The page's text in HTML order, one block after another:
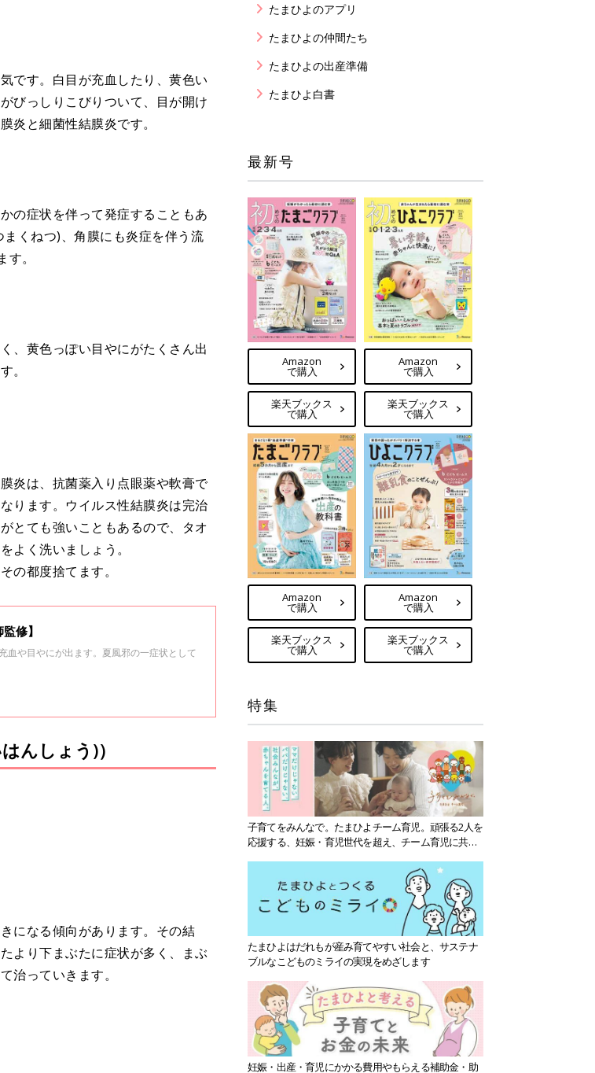
です。白目が充血したり、黄色い
びっしりこびりついて、目が開け
炎と細菌性結膜炎です。
の症状を伴って発症することもあ
くねつ)、角膜にも炎症を伴う流
。
、黄色っぽい目やにがたくさん出
。
炎は、抗菌薬入り点眼薬や軟膏で
ります。ウイルス性結膜炎は完治
とても強いこともあるので、タオ
よく洗いましょう。
の都度捨てます。
修】
血や目やにが出ます。夏風邪の一症状として
んしょう)）
になる傾向があります。その結
より下まぶたに症状が多く、まぶ
治っていきます。
たまひよのアプリ
たまひよの仲間たち
たまひよの出産準備
たまひよ白書
最新号
Amazon
で購入
楽天ブックス
で購入
Amazon
で購入
楽天ブックス
で購入
Amazon
で購入
楽天ブックス
で購入
Amazon
で購入
楽天ブックス
で購入
特集
子育てをみんなで。たまひよチーム育児。頑張る2人を
応援する、妊娠・育児世代を超え、チーム育児に共感
たまひよはだれもが産み育てやすい社会と、サステナ
ブルなこどものミライの実現をめざします
妊娠・出産・育児にかかる費用やもらえる補助金・助